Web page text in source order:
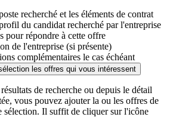
recherché et les éléments de contrat
du candidat recherché par l'entreprise
pour répondre à cette offre
de l'entreprise (si présente)
complémentaires le cas échéant
les offres qui vous intéressent
de recherche ou depuis le détail
vous pouvez ajouter la ou les offres de
sélection. Il suffit de cliquer sur l'icône